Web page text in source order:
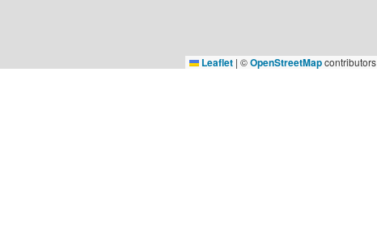
Leaflet | ©OpenStreetMapcontributors